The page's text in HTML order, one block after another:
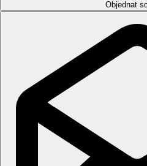
Pravidelné denní a večerní
Dětský sladkovodní bazén,
Zdarma:
vnitřní bazén
Za poplatek:
masáže,
procedur.
Zdarma:
https://onepremium.tn/cs/
Objednat